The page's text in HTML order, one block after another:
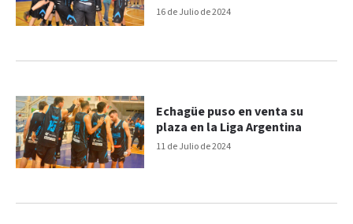
16 de Julio de 2024
11 de Julio de 2024
Echagüe puso en venta su
plaza en la Liga Argentina